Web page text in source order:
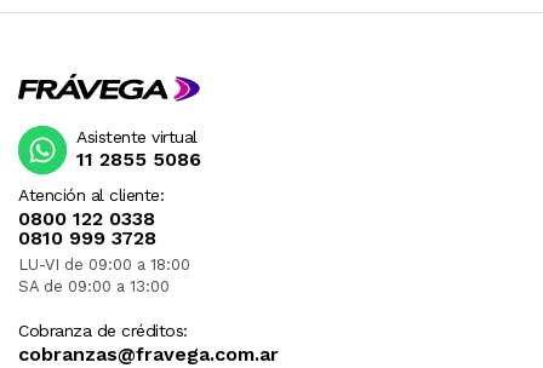
Atención al cliente:
0800 122 0338
0810 999 3728
LU-VI de 09:00 a 18:00
SA de 09:00 a 13:00
Cobranza de créditos:
cobranzas@fravega.com.ar
Asistente virtual
11 2855 5086